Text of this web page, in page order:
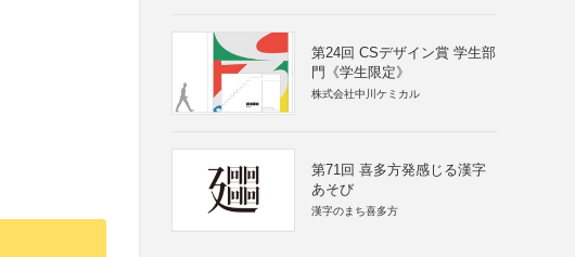
第24回 CSデザイン賞 学生部
門《学生限定》
株式会社中川ケミカル
第71回 喜多方発感じる漢字
あそび
漢字のまち喜多方